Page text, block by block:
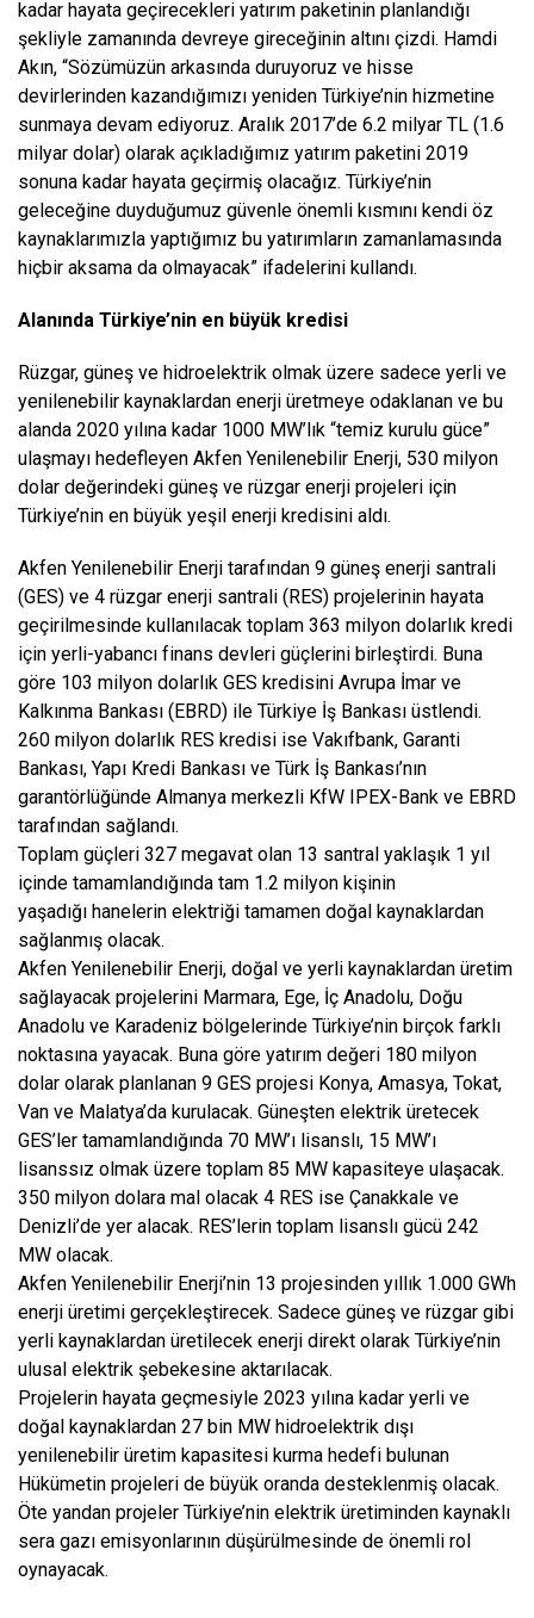
kadar hayata geçirecekleri yatırım paketinin planlandığı
şekliyle zamanında devreye gireceğinin altını çizdi. Hamdi
Akın, “Sözümüzün arkasında duruyoruz ve hisse
devirlerinden kazandığımızı yeniden Türkiye’nin hizmetine
sunmaya devam ediyoruz. Aralık 2017’de 6.2 milyar TL (1.6
milyar dolar) olarak açıkladığımız yatırım paketini 2019
sonuna kadar hayata geçirmiş olacağız. Türkiye’nin
geleceğine duyduğumuz güvenle önemli kısmını kendi öz
kaynaklarımızla yaptığımız bu yatırımların zamanlamasında
hiçbir aksama da olmayacak” ifadelerini kullandı.
Alanında Türkiye’nin en büyük kredisi
Rüzgar, güneş ve hidroelektrik olmak üzere sadece yerli ve
yenilenebilir kaynaklardan enerji üretmeye odaklanan ve bu
alanda 2020 yılına kadar 1000 MW’lık “temiz kurulu güce”
ulaşmayı hedefleyen Akfen Yenilenebilir Enerji, 530 milyon
dolar değerindeki güneş ve rüzgar enerji projeleri için
Türkiye’nin en büyük yeşil enerji kredisini aldı.
Akfen Yenilenebilir Enerji tarafından 9 güneş enerji santrali
(GES) ve 4 rüzgar enerji santrali (RES) projelerinin hayata
geçirilmesinde kullanılacak toplam 363 milyon dolarlık kredi
için yerli-yabancı finans devleri güçlerini birleştirdi. Buna
göre 103 milyon dolarlık GES kredisini Avrupa İmar ve
Kalkınma Bankası (EBRD) ile Türkiye İş Bankası üstlendi.
260 milyon dolarlık RES kredisi ise Vakıfbank, Garanti
Bankası, Yapı Kredi Bankası ve Türk İş Bankası’nın
garantörlüğünde Almanya merkezli KfW IPEX-Bank ve EBRD
tarafından sağlandı.
Toplam güçleri 327 megavat olan 13 santral yaklaşık 1 yıl
içinde tamamlandığında tam 1.2 milyon kişinin
yaşadığı hanelerin elektriği tamamen doğal kaynaklardan
sağlanmış olacak.
Akfen Yenilenebilir Enerji, doğal ve yerli kaynaklardan üretim
sağlayacak projelerini Marmara, Ege, İç Anadolu, Doğu
Anadolu ve Karadeniz bölgelerinde Türkiye’nin birçok farklı
noktasına yayacak. Buna göre yatırım değeri 180 milyon
dolar olarak planlanan 9 GES projesi Konya, Amasya, Tokat,
Van ve Malatya’da kurulacak. Güneşten elektrik üretecek
GES’ler tamamlandığında 70 MW’ı lisanslı, 15 MW’ı
lisanssız olmak üzere toplam 85 MW kapasiteye ulaşacak.
350 milyon dolara mal olacak 4 RES ise Çanakkale ve
Denizli’de yer alacak. RES’lerin toplam lisanslı gücü 242
MW olacak.
Akfen Yenilenebilir Enerji’nin 13 projesinden yıllık 1.000 GWh
enerji üretimi gerçekleştirecek. Sadece güneş ve rüzgar gibi
yerli kaynaklardan üretilecek enerji direkt olarak Türkiye’nin
ulusal elektrik şebekesine aktarılacak.
Projelerin hayata geçmesiyle 2023 yılına kadar yerli ve
doğal kaynaklardan 27 bin MW hidroelektrik dışı
yenilenebilir üretim kapasitesi kurma hedefi bulunan
Hükümetin projeleri de büyük oranda desteklenmiş olacak.
Öte yandan projeler Türkiye’nin elektrik üretiminden kaynaklı
sera gazı emisyonlarının düşürülmesinde de önemli rol
oynayacak.